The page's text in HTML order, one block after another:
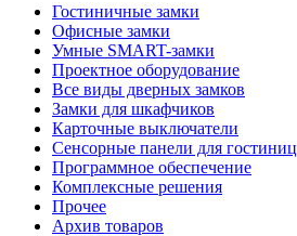
Гостиничные замки
Офисные замки
Умные SMART-замки
Проектное оборудование
Все виды дверных замков
Замки для шкафчиков
Карточные выключатели
Сенсорные панели для гостиниц
Программное обеспечение
Комплексные решения
Прочее
Архив товаров